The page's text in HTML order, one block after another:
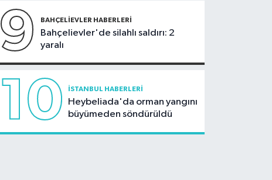
müdahale
9 BAHÇELIEVLER HABERLERI
Bahçelievler'de silahlı saldırı: 2
yaralı
10 İSTANBUL HABERLERI
Heybeliada'da orman yangını
büyümeden söndürüldü